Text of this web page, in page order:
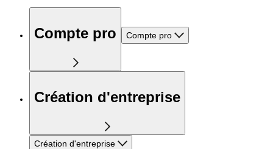
Compte pro Compte pro
Création d'entreprise
Création d'entreprise